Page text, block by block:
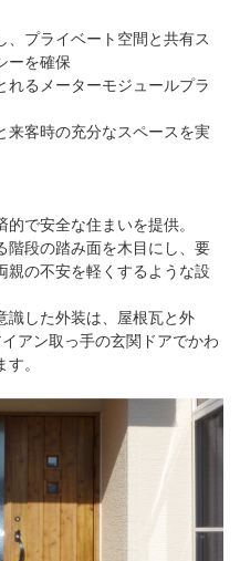
、プライベート空間と共有ス
ーを確保
れるメーターモジュールプラ
来客時の充分なスペースを実
で安全な住まいを提供。
階段の踏み面を木目にし、要
親の不安を軽くするような設
識した外装は、屋根瓦と外
アン取っ手の玄関ドアでかわ
。